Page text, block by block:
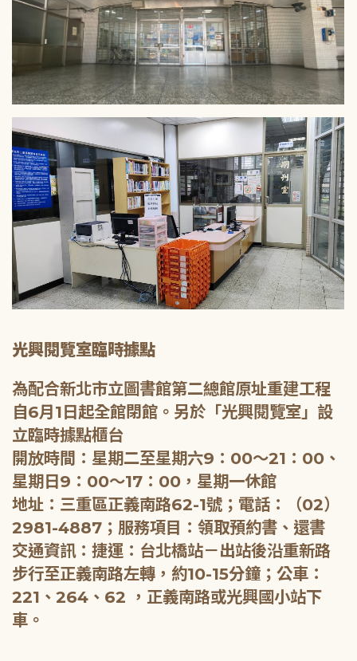
光興閱覽室臨時據點
為配合新北市立圖書館第二總館原址重建工程
自6月1日起全館閉館。另於「光興閱覽室」設
立臨時據點櫃台
開放時間：星期二至星期六9：00～21：00、
星期日9：00～17：00，星期一休館
地址：三重區正義南路62-1號；電話：（02）
2981-4887；服務項目：領取預約書、還書
交通資訊：捷運：台北橋站－出站後沿重新路
步行至正義南路左轉，約10-15分鐘；公車：
221、264、62 ，正義南路或光興國小站下
車。